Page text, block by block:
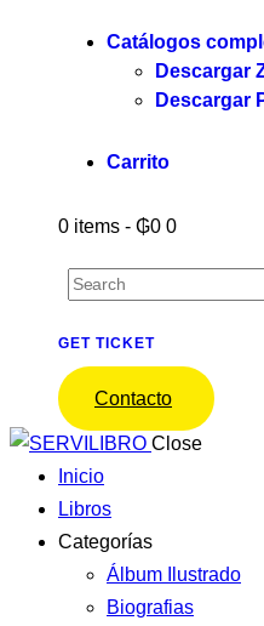
Catálogos
Descargar
Descargar
Carrito
0 items - ₲0 0
GET TICKET
Contacto
Close
Inicio
Libros
Categorías
Álbum Ilustrado
Biografias